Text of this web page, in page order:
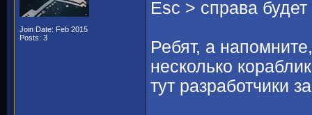
Join Date: Feb 2015
Posts: 3
Esc > справа
Ребят, а
несколько
тут разработчики